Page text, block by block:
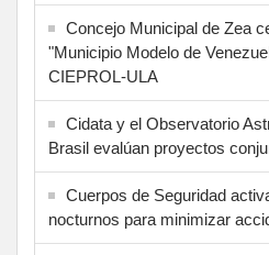
Concejo Municipal de Zea
"Municipio Modelo de
CIEPROL-ULA
Cidata y el Observatorio
Brasil evalúan proyectos
Cuerpos de Seguridad
nocturnos para minimizar